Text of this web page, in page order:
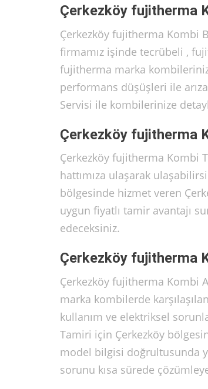
Çerkezköy fujitherma
Çerkezköy fujitherma Kombi
firmamız işinde tecrübeli ,
fujitherma marka
performans düşüşleri ile
Servisi ile kombilerinize
Çerkezköy fujitherma
Çerkezköy fujitherma Kombi
hattımıza ulaşarak
bölgesinde hizmet veren
uygun fiyatlı tamir avantajı
edeceksiniz.
Çerkezköy fujitherma
Çerkezköy fujitherma Kombi
marka kombilerde
kullanım ve elektriksel
Tamiri için Çerkezköy
model bilgisi doğrultusunda
sorunu kısa sürede